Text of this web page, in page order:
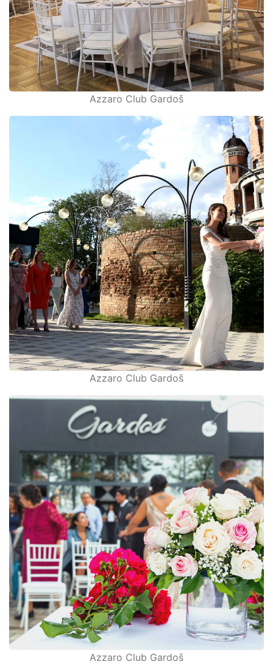
Azzaro Club Gardoš
Azzaro Club Gardoš
Azzaro Club Gardoš